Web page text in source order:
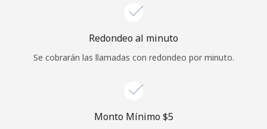
¿Olvidaste tu contraseña? →
Redondeo al minuto
Se cobrarán las llamadas con redondeo por minuto.
Monto Mínimo ⁦$5⁩